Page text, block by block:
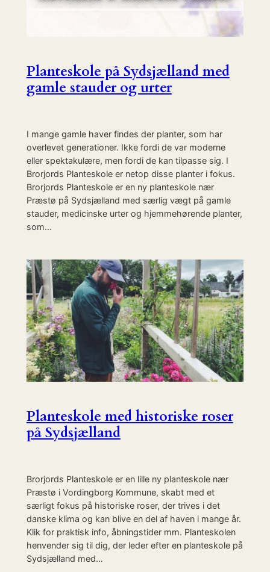
Planteskole på Sydsjælland med
gamle stauder og urter
I mange gamle haver findes der planter, som har
overlevet generationer. Ikke fordi de var moderne
eller spektakulære, men fordi de kan tilpasse sig. I
Brorjords Planteskole er netop disse planter i fokus.
Brorjords Planteskole er en ny planteskole nær
Præstø på Sydsjælland med særlig vægt på gamle
stauder, medicinske urter og hjemmehørende planter,
som…
Planteskole med historiske roser
på Sydsjælland
Brorjords Planteskole er en lille ny planteskole nær
Præstø i Vordingborg Kommune, skabt med et
særligt fokus på historiske roser, der trives i det
danske klima og kan blive en del af haven i mange år.
Klik for praktisk info, åbningstider mm. Planteskolen
henvender sig til dig, der leder efter en planteskole på
Sydsjælland med…